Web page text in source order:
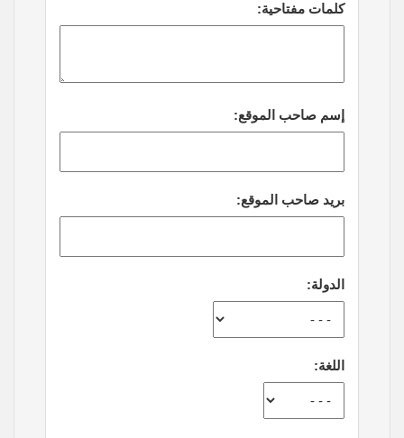
كلمات مفتاحية:
إسم صاحب الموقع:
بريد صاحب الموقع:
الدولة:
اللغة: